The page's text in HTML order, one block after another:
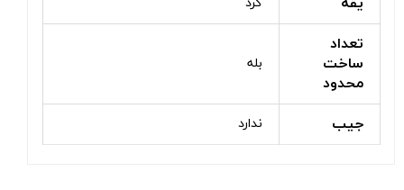
گرد
تعداد
ساخت
محدود
بله
جیب ندارد